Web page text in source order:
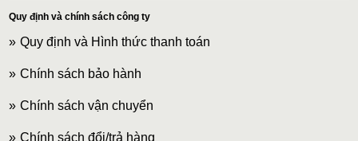
Quy định và chính sách công ty
Quy định và Hình thức thanh toán
Chính sách bảo hành
Chính sách vận chuyển
Chính sách đổi/trả hàng